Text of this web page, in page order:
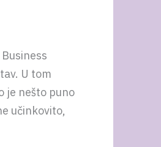
U tom
je nešto puno
učinkovito,